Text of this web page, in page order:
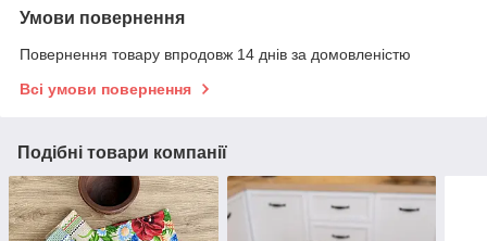
Умови повернення
Повернення товару впродовж 14 днів за домовленістю
Всі умови повернення
Подібні товари компанії